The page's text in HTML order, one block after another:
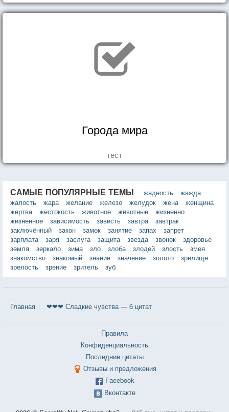
Города мира
тест
САМЫЕ ПОПУЛЯРНЫЕ ТЕМЫ жадность
жажда
жалость
жара желание железо желудок жена
женщина
жертва
жестокость животное животные
жизненно
жизненное
зависимость зависть завтра
завтрак
заключённый
закон замок занятие запах
запрет
зарплата
заря заслуга защита звезда звонок
здоровье
земля
зеркало зима зло злоба злодей злость
змея
знакомство
знакомый знание значение золото
зрелище
зрелость
зрение зритель зуб
Главная ❤❤❤ Сладкие чувства — 6 цитат
Правила
Конфиденциальность
Последние цитаты
Отзывы и предложения
Facebook
Вконтакте